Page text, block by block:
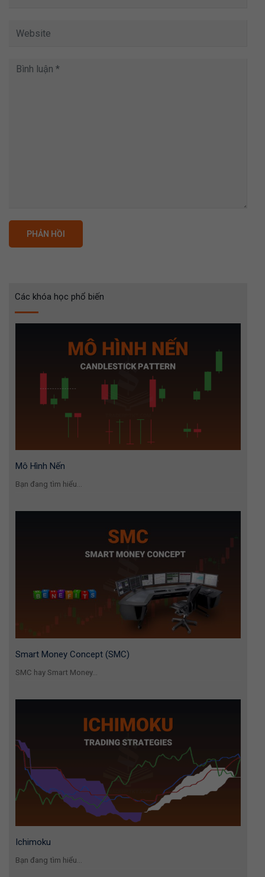
Các khóa học phổ biến
Mô Hình Nến
Bạn đang tìm hiểu...
Smart Money Concept (SMC)
SMC hay Smart Money...
Ichimoku
Bạn đang tìm hiểu...